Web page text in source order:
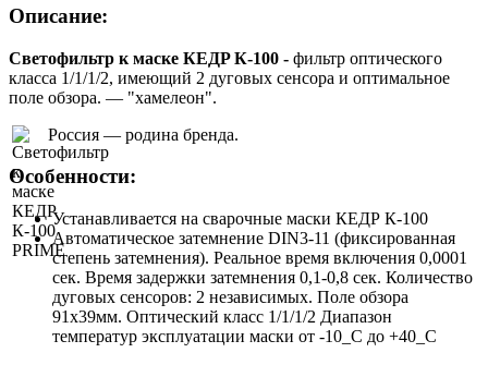
Описание:
Светофильтр к маске КЕДP К-100 - фильтр оптического
класса 1/1/1/2, имеющий 2 дуговых сенсора и оптимальное
поле обзора. — "хамелеон".
Россия — родина бренда.
Особенности:
Устанавливается на сварочные маски КЕДР К-100
Автоматическое затемнение DIN3-11 (фиксированная
степень затемнения). Реальное время включения 0,0001
сек. Время задержки затемнения 0,1-0,8 сек. Количество
дуговых сенсоров: 2 независимых. Поле обзора
91х39мм. Оптический класс 1/1/1/2 Диапазон
температур эксплуатации маски от -10_С до +40_С